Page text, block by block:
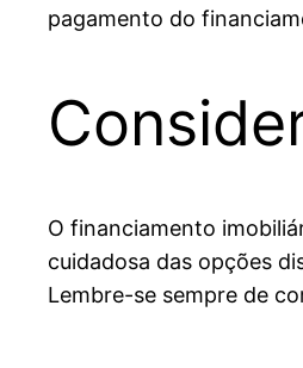
pagamento do
O financiamento
cuidadosa das opções
Lembre-se sempre de